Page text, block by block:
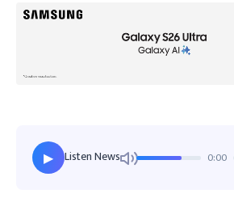
▶ Listen News 0:00